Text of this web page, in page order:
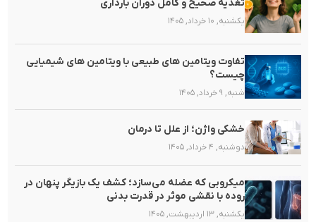
تغذیه صحیح و کامل دوران بارداری
یکشنبه, ۱۰ خرداد, ۱۴۰۵
تفاوت ویتامین های طبیعی با ویتامین های شیمیایی
چیست؟
شنبه, ۹ خرداد, ۱۴۰۵
خشکی واژن؛ از علل تا درمان
دوشنبه, ۴ خرداد, ۱۴۰۵
میکروبی که عضله می‌سازد؛ کشف یک بازیگر پنهان در
روده با نقشی موثر در قدرت بدنی
یکشنبه, ۱۳ اردیبهشت, ۱۴۰۵